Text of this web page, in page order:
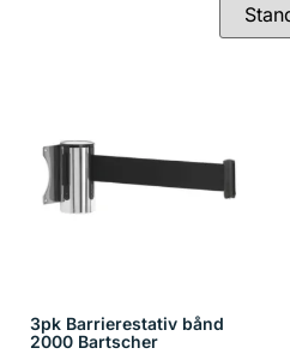
3pk Barrierestativ bånd
2000 Bartscher